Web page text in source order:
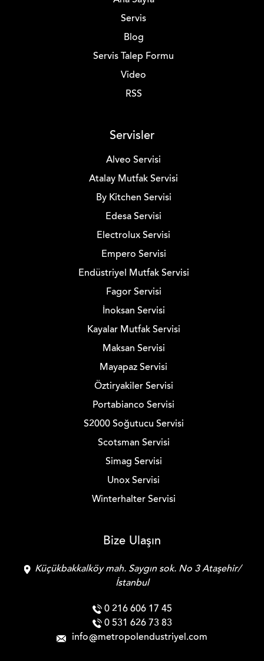
Servis
Blog
Servis Talep Formu
Video
RSS
Servisler
Alveo Servisi
Atalay Mutfak Servisi
By Kitchen Servisi
Edesa Servisi
Electrolux Servisi
Empero Servisi
Endüstriyel Mutfak Servisi
Fagor Servisi
İnoksan Servisi
Kayalar Mutfak Servisi
Maksan Servisi
Mayapaz Servisi
Öztiryakiler Servisi
Portabianco Servisi
S2000 Soğutucu Servisi
Scotsman Servisi
Simag Servisi
Unox Servisi
Winterhalter Servisi
Bize Ulaşın
Küçükbakkalköy mah. Saygın sok. No 3 Ataşehir/
İstanbul
0 216 606 17 45
0 531 626 73 83
info
metropolendustriyel.com